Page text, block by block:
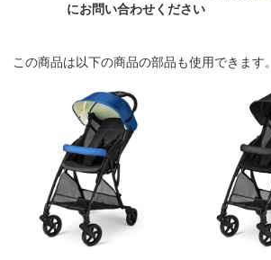
にお問い合わせください
この商品は以下の商品の部品も使用できます。